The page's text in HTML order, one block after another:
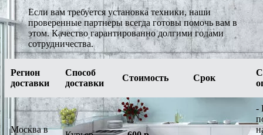
Если вам требуется установка техники, наши
проверенные партнеры всегда готовы помочь вам в
этом. Качество гарантированно долгими годами
сотрудничества.
Регион
доставки
Способ
доставки
Стоимость Срок
Москва в
-